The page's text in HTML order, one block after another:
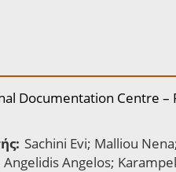
Documentation Centre –
Sachini Evi; Malliou
Angelos;